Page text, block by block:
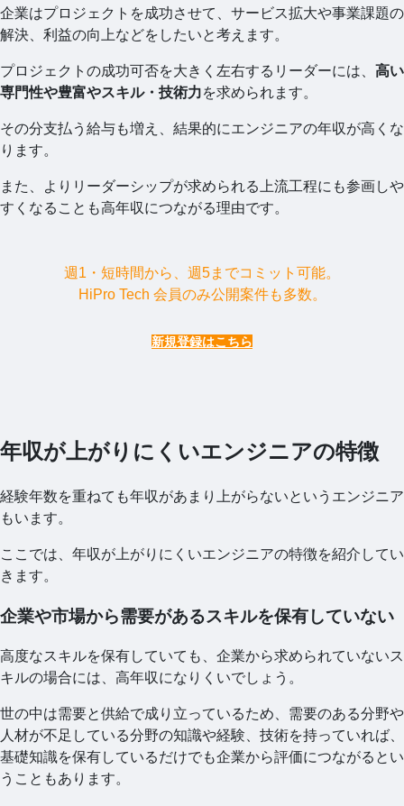
企業はプロジェクトを成功させて、サービス拡大や事業課題の
解決、利益の向上などをしたいと考えます。
プロジェクトの成功可否を大きく左右するリーダーには、 高い
専門性や豊富やスキル・技術力を求められます。
その分支払う給与も増え、結果的にエンジニアの年収が高くな
ります。
また、よりリーダーシップが求められる上流工程にも参画しや
すくなることも高年収につながる理由です。
週1・短時間から、週5までコミット可能。
HiPro Tech 会員のみ公開案件も多数。
新規登録はこちら
年収が上がりにくいエンジニアの特徴
経験年数を重ねても年収があまり上がらないというエンジニア
もいます。
ここでは、年収が上がりにくいエンジニアの特徴を紹介してい
きます。
企業や市場から需要があるスキルを保有していない
高度なスキルを保有していても、企業から求められていないス
キルの場合には、高年収になりくいでしょう。
世の中は需要と供給で成り立っているため、需要のある分野や
人材が不足している分野の知識や経験、技術を持っていれば、
基礎知識を保有しているだけでも企業から評価につながるとい
うこともあります。